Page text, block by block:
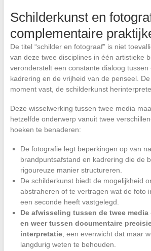
Schilderkunst en
complementaire
De titel “schilder en fotograaf” is niet
van deze twee disciplines in één artistieke
veronderstelt een constante dialoog tussen
kadrering en de vrijheid van de penseel.
moment vast, de schilderkunst
Deze wisselwerking tussen twee media
hetzelfde onderwerp vanuit twee
hoeken te benaderen:
De fotografie legt beperkingen op van
brandpuntsafstand en kadrering die de
rigoureuze manier structureren.
De schilderkunst biedt de mogelijkheid
abstraheren of te vertragen wat de foto
een seconde heeft vastgelegd.
De afwisseling tussen de twee media
en weer tussen documentaire
interpretatie, een evenwicht dat maar
langdurig weten te behouden.